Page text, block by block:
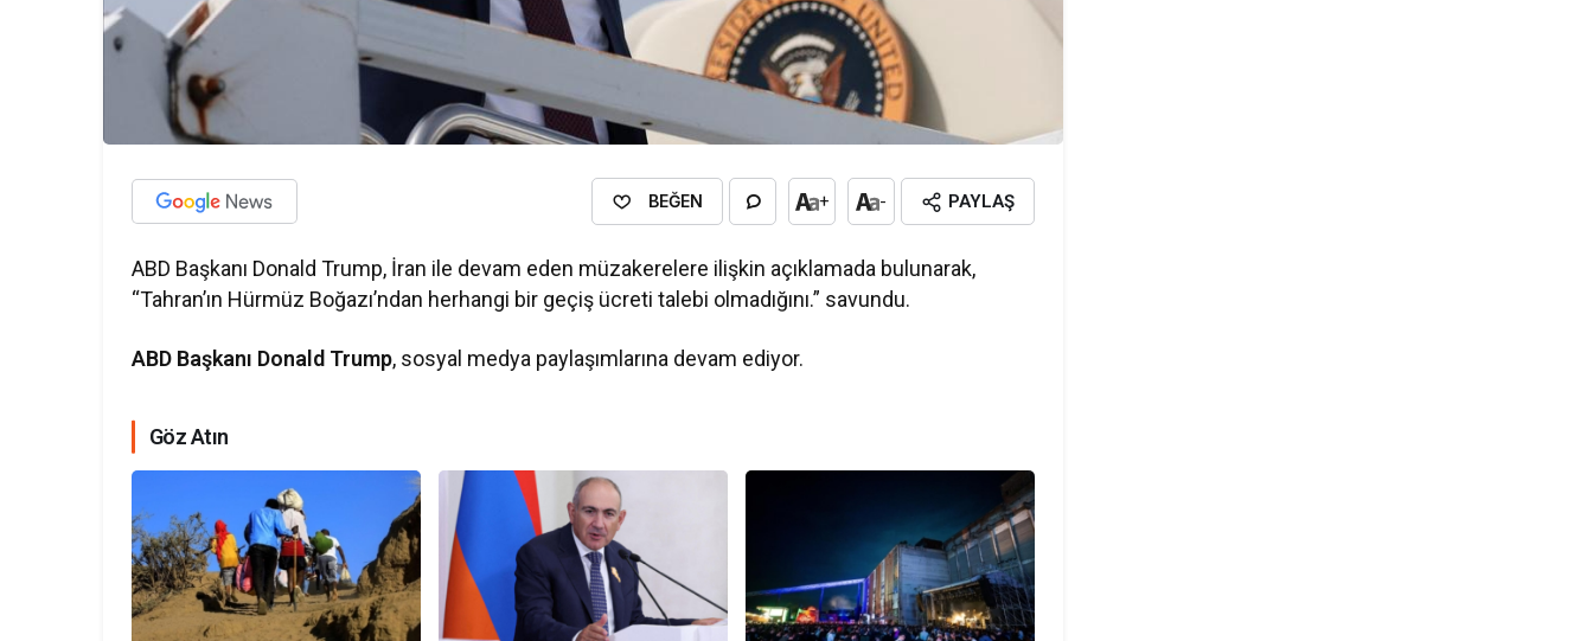
BEĞEN + - PAYLAŞ
ABD Başkanı Donald Trump, İran ile devam eden müzakerelere ilişkin açıklamada bulunarak,
“Tahran’ın Hürmüz Boğazı’ndan herhangi bir geçiş ücreti talebi olmadığını.” savundu.
ABD Başkanı Donald Trump, sosyal medya paylaşımlarına devam ediyor.
Göz Atın